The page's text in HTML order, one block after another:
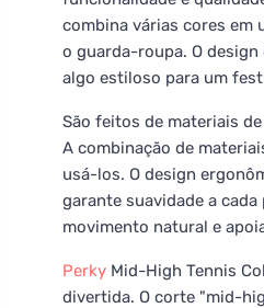
combina várias cores em
o guarda-roupa. O
algo estiloso para um
São feitos de materiais
A combinação de
usá-los. O design
garante suavidade a
movimento natural e
Perky Mid-High Tennis
divertida. O corte "mid-